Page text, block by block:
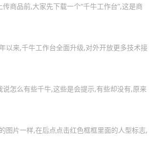
商品前,大家先下载一个“千牛工作台”,这是商
以来,千牛工作台全面升级,对外开放更多技术接
怎么有些千牛,这些是会提示,有些却没有,原来
图片一样,在后点点击红色框框里面的人型标志,